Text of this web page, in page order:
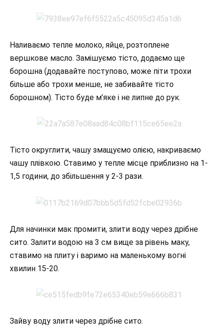
Наливаємо тепле молоко, яйце, розтоплене
вершкове масло. Замішуємо тісто, додаємо ще
борошна (додавайте поступово, може піти трохи
більше або трохи менше, не забивайте тісто
борошном). Тісто буде м’яке і не липне до рук.
Тісто округлити, чашу змащуємо олією, накриваємо
чашу плівкою. Ставимо у тепле місце приблизно на 1-
1,5 години, до збільшення у 2-3 рази.
Для начинки мак промити, злити воду через дрібне
сито. Залити водою на 3 см вище за рівень маку,
ставимо на плиту і варимо на маленькому вогні
хвилин 15-20.
Зайву воду злити через дрібне сито.